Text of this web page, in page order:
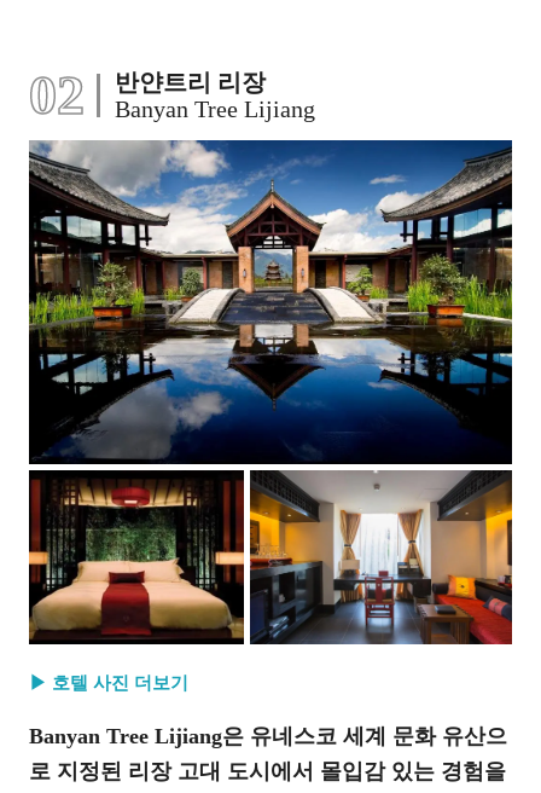
02
반얀트리 리장
Banyan Tree Lijiang
▶ 호텔 사진 더보기
Banyan Tree Lijiang은 유네스코 세계 문화 유산으
로 지정된 리장 고대 도시에서 몰입감 있는 경험을